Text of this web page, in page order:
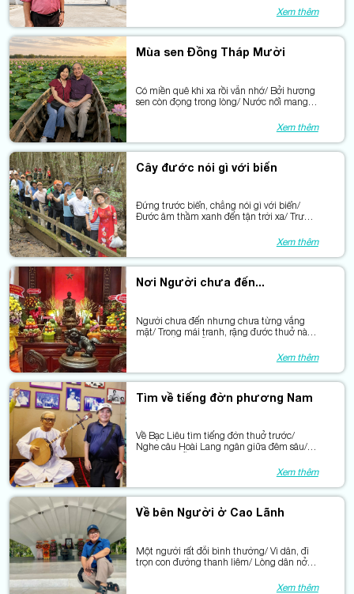
Mỗi gốc cây còn hằn dấu kiên trung.Xem thêm
Mùa sen Đồng Tháp Mười
Có miền quê khi xa rồi vẫn nhớ/ Bởi hương
sen còn đọng trong lòng/ Nước nổi mang
Xem thêm
Cây đước nói gì với biển
Đứng trước biển, chẳng nói gì với biển/
Đước âm thầm xanh đến tận trời xa/ Trước
miền đang vươn phía Trường Sa…Xem thêm
Nơi Người chưa đến...
Người chưa đến nhưng chưa từng vắng
mặt/ Trong mái tranh, rặng đước thuở nào/
Xem thêm
Tìm về tiếng đờn phương Nam
Về Bạc Liêu tìm tiếng đờn thuở trước/
Nghe câu Hoài Lang ngân giữa đêm sâu/
trăm năm nối tiếp những nhịp cầu.Xem thêm
Về bên Người ở Cao Lãnh
Một người rất đỗi bình thường/ Vì dân, đi
trọn con đường thanh liêm/ Lòng dân nở
Xem thêm